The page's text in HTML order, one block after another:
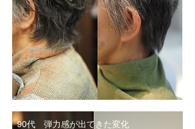
90代 弾力感が出てきた変化